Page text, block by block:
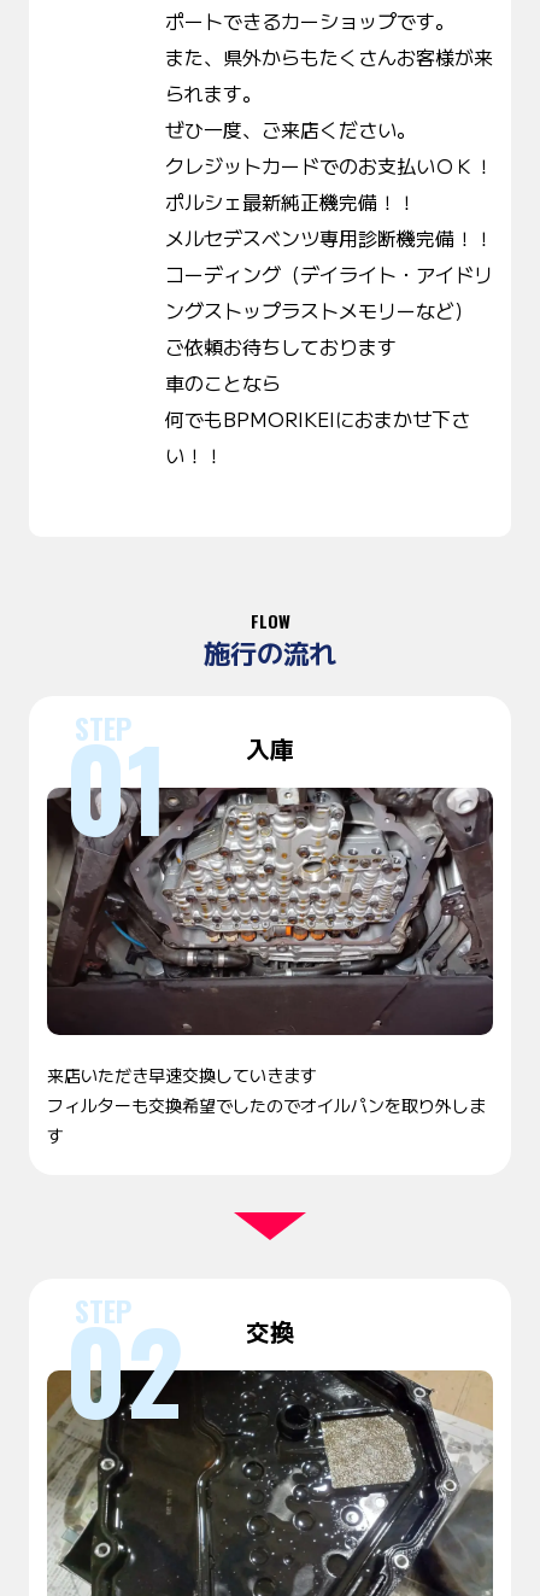
ポートできるカーショップです。
また、県外からもたくさんお客様が来
られます。
ぜひ一度、ご来店ください。
クレジットカードでのお支払いＯＫ！
ポルシェ最新純正機完備！！
メルセデスベンツ専用診断機完備！！
コーディング（デイライト・アイドリ
ングストップラストメモリーなど）
ご依頼お待ちしております
車のことなら
何でもBPMORIKEIにおまかせ下さ
い！！
FLOW
施行の流れ
入庫
来店いただき早速交換していきます
フィルターも交換希望でしたのでオイルパンを取り外しま
す
交換